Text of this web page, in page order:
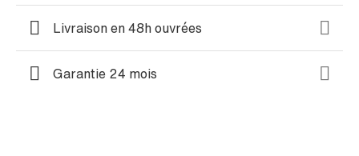
Livraison en 48h ouvrées
Garantie 24 mois